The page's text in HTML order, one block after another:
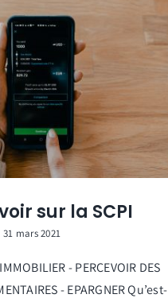
sur la SCPI
31 mars 2021
- PERCEVOIR DES
- EPARGNER Qu’est-